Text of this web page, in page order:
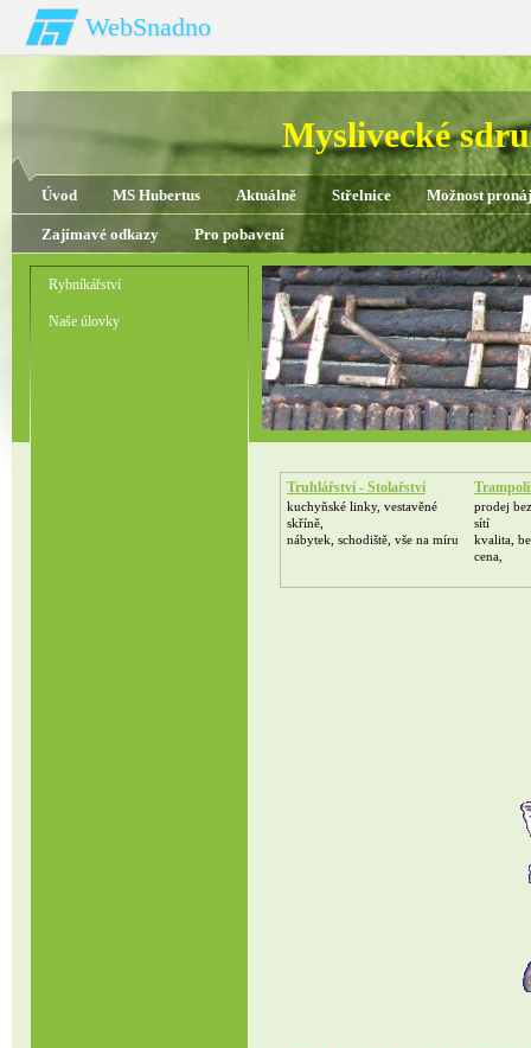
WebSnadno
Myslivecké
Úvod MS Hubertus Aktuálně Střelnice Možnost
Zajímavé odkazy Pro pobavení
Rybníkářství
Naše úlovky
Truhlářství - Stolařství
kuchyňské linky, vestavěné
skříně,
nábytek, schodiště, vše na míru
prodej
sítí
kvalita,
cena,